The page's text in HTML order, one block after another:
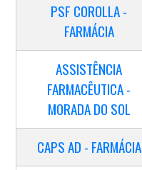
PSF COROLLA -
FARMÁCIA
ASSISTÊNCIA
FARMACÊUTICA -
MORADA DO SOL
CAPS AD - FARMÁCIA